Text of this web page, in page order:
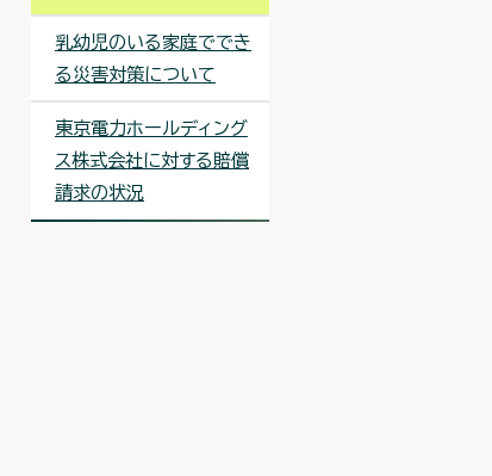
乳幼児のいる家庭ででき
る災害対策について
東京電力ホールディング
ス株式会社に対する賠償
請求の状況